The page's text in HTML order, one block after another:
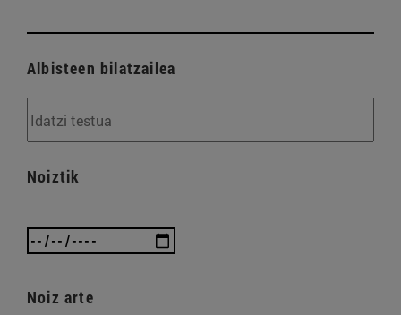
Albisteen bilatzailea
Noiztik
Noiz arte